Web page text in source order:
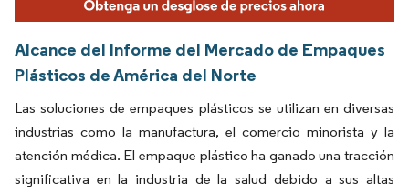
Alcance del Informe del Mercado de Empaques
Plásticos de América del Norte
Las soluciones de empaques plásticos se utilizan en diversas
industrias como la manufactura, el comercio minorista y la
atención médica. El empaque plástico ha ganado una tracción
significativa en la industria de la salud debido a sus altas